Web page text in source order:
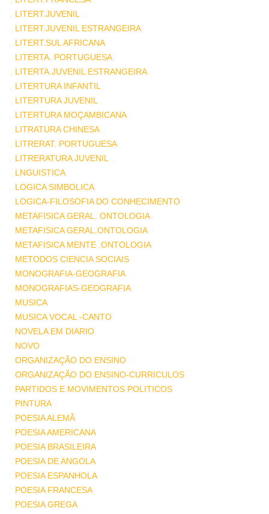
LITERT.JUVENIL
LITERT.JUVENIL ESTRANGEIRA
LITERT.SUL AFRICANA
LITERTA. PORTUGUESA
LITERTA.JUVENIL ESTRANGEIRA
LITERTURA INFANTIL
LITERTURA JUVENIL
LITERTURA MOÇAMBICANA
LITRATURA CHINESA
LITRERAT. PORTUGUESA
LITRERATURA JUVENIL
LNGUISTICA
LOGICA SIMBOLICA
LOGICA-FILOSOFIA DO CONHECIMENTO
METAFISICA GERAL. ONTOLOGIA
METAFISICA GERAL.ONTOLOGIA
METAFISICA MENTE .ONTOLOGIA
METODOS CIENCIA SOCIAIS
MONOGRAFIA-GEOGRAFIA
MONOGRAFIAS-GEOGRAFIA
MUSICA
MUSICA VOCAL -CANTO
NOVELA EM DIARIO
NOVO
ORGANIZAÇÃO DO ENSINO
ORGANIZAÇÃO DO ENSINO-CURRICULOS
PARTIDOS E MOVIMENTOS POLITICOS
PINTURA
POESIA ALEMÃ
POESIA AMERICANA
POESIA BRASILEIRA
POESIA DE ANGOLA
POESIA ESPANHOLA
POESIA FRANCESA
POESIA GREGA